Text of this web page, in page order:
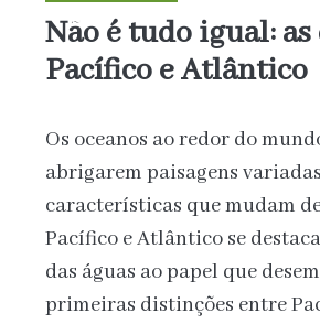
Não é tudo igual:
Pacífico e Atlântico
Os oceanos ao redor do
abrigarem paisagens
características que mudam
Pacífico e Atlântico se
das águas ao papel que
primeiras distinções entre